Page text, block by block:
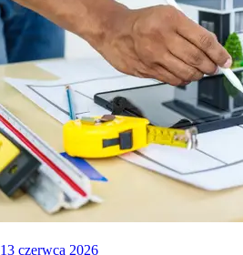
13 czerwca 2026